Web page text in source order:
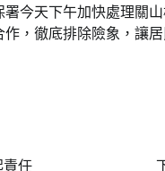
今天下午加快處理關
，徹底排除險象，讓
任